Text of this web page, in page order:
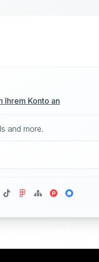
Ihrem Konto an
and more.